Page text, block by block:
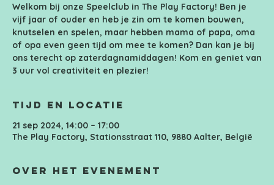
Welkom bij onze Speelclub in The Play Factory! Ben je
vijf jaar of ouder en heb je zin om te komen bouwen,
knutselen en spelen, maar hebben mama of papa, oma
of opa even geen tijd om mee te komen? Dan kan je bij
ons terecht op zaterdagnamiddagen! Kom en geniet van
3 uur vol creativiteit en plezier!
Tijd en locatie
21 sep 2024, 14:00 – 17:00
The Play Factory, Stationsstraat 110, 9880 Aalter, België
Over het evenement